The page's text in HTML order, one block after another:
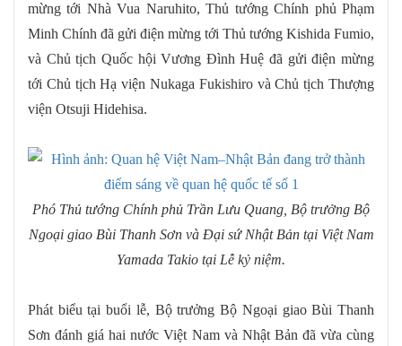
mừng tới Nhà Vua Naruhito, Thủ tướng Chính phủ Phạm
Minh Chính đã gửi điện mừng tới Thủ tướng Kishida Fumio,
và Chủ tịch Quốc hội Vương Đình Huệ đã gửi điện mừng
tới Chủ tịch Hạ viện Nukaga Fukishiro và Chủ tịch Thượng
viện Otsuji Hidehisa.
Phó Thủ tướng Chính phủ Trần Lưu Quang, Bộ trưởng Bộ
Ngoại giao Bùi Thanh Sơn và Đại sứ Nhật Bản tại Việt Nam
Yamada Takio tại Lễ kỷ niệm.
Phát biểu tại buổi lễ, Bộ trưởng Bộ Ngoại giao Bùi Thanh
Sơn đánh giá hai nước Việt Nam và Nhật Bản đã vừa cùng